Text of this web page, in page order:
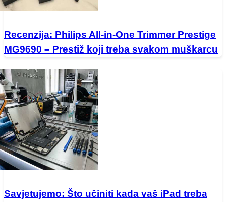
Recenzija: Philips All-in-One Trimmer Prestige
MG9690 – Prestiž koji treba svakom muškarcu
Savjetujemo: Što učiniti kada vaš iPad treba